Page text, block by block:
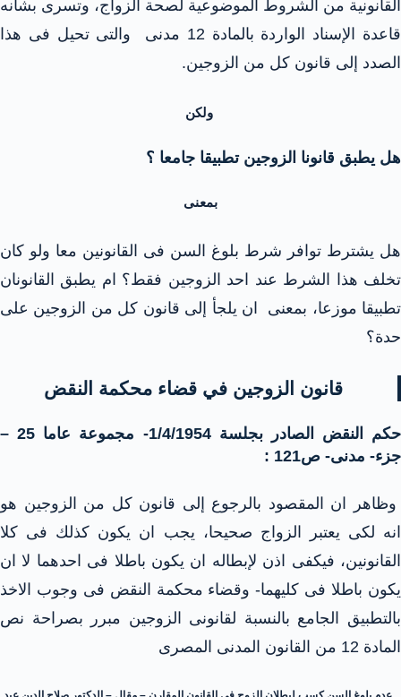
القانونية من الشروط الموضوعية لصحة الزواج، وتسرى بشأنه
قاعدة الإسناد الواردة بالمادة 12 مدنى والتى تحيل فى هذا
الصدد إلى قانون كل من الزوجين.
ولكن
هل يطبق قانونا الزوجين تطبيقا جامعا ؟
بمعنى
هل يشترط توافر شرط بلوغ السن فى القانونين معا ولو كان
تخلف هذا الشرط عند احد
الزوجين فقط؟ ام يطبق القانونان
تطبيقا موزعا، بمعنى
ان يلجأ إلى قانون كل من الزوجين على
حدة؟
قانون الزوجين في قضاء محكمة النقض
حكم النقض الصادر بجلسة 1/4/1954- مجموعة عاما 25 –
جزء- مدنى- ص121 :
وظاهر ان المقصود بالرجوع إلى قانون كل من الزوجين هو
انه لكى يعتبر الزواج صحيحا، يجب ان يكون كذلك فى كلا
القانونين، فيكفى اذن لإبطاله ان يكون باطلا فى احدهما لا ان
يكون باطلا فى كليهما- وقضاء محكمة النقض فى وجوب الاخذ
بالتطبيق الجامع بالنسبة لقانونى الزوجين مبرر بصراحة نص
المادة 12 من القانون المدنى المصرى